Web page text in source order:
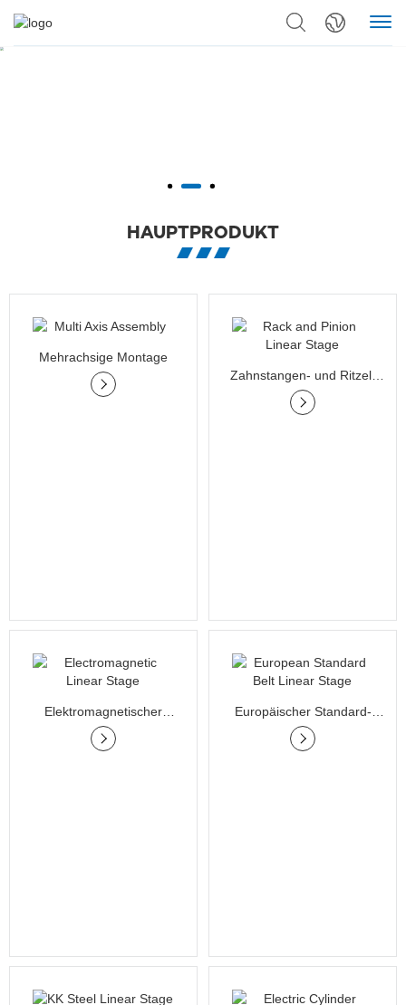
HAUPTPRODUKT
Mehrachsige Montage
Zahnstangen- und Ritzel-
Lineartisch
Elektromagnetischer
Lineartisch
Europäischer Standard-
Riemen-Lineartisch